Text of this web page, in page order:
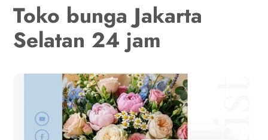
Toko bunga Jakarta
Selatan 24 jam